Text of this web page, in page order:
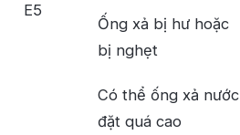
E5
Ống xả bị hư hoặc
bị nghẹt
Có thể ống xả nước
đặt quá cao